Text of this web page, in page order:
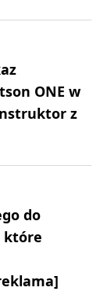
ONE w
z
do
które